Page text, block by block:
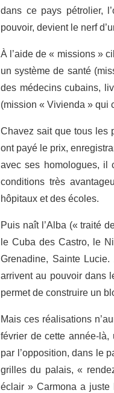
dans ce pays pétrolier,
pouvoir, devient le nerf
À l’aide de « missions »
un système de santé
des médecins cubains,
(mission « Vivienda » qui
Chavez sait que tous les
ont payé le prix,
avec ses homologues, il
conditions très
hôpitaux et des écoles.
Puis naît l’Alba (« traité
le Cuba des Castro, le
Grenadine, Sainte
arrivent au pouvoir dans
permet de construire un
Mais ces réalisations
février de cette année-
par l’opposition, dans le
grilles du palais, «
éclair » Carmona a juste